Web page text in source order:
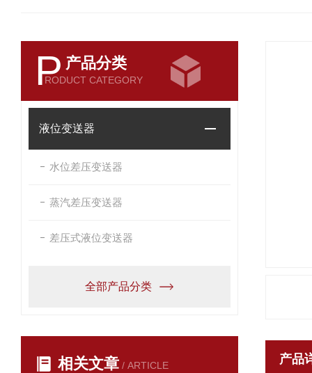
P 产品分类
RODUCT CATEGORY
液位变送器
水位差压变送器
蒸汽差压变送器
差压式液位变送器
全部产品分类
相关文章 / ARTICLE 产品